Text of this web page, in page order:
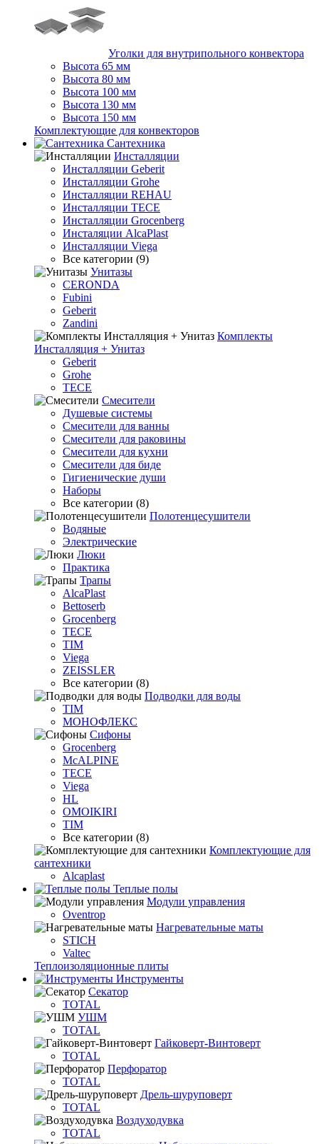
Уголки для внутрипольного конвектора
Высота 65 мм
Высота 80 мм
Высота 100 мм
Высота 130 мм
Высота 150 мм
Комплектующие для конвекторов
Сантехника
Инсталляции
Инсталляции Geberit
Инсталляции Grohe
Инсталляции REHAU
Инсталляции TECE
Инсталляции Grocenberg
Инсталяции AlcaPlast
Инсталляции Viega
Все категории (9)
Унитазы
CERONDA
Fubini
Geberit
Zandini
Комплекты
Инсталляция + Унитаз
Geberit
Grohe
TECE
Смесители
Душевые системы
Смесители для ванны
Смесители для раковины
Смесители для кухни
Смесители для биде
Гигиенические души
Наборы
Все категории (8)
Полотенцесушители
Водяные
Электрические
Люки
Практика
Трапы
AlcaPlast
Bettoserb
Grocenberg
TECE
TIM
Viega
ZEISSLER
Все категории (8)
Подводки для воды
TIM
МОНОФЛЕКС
Сифоны
Grocenberg
McALPINE
TECE
Viega
HL
OMOIKIRI
TIM
Все категории (8)
Комплектующие для
сантехники
Alcaplast
Теплые полы
Модули управления
Oventrop
Нагревательные маты
STICH
Valtec
Теплоизоляционные плиты
Инструменты
Секатор
TOTAL
УШМ
TOTAL
Гайковерт-Винтоверт
TOTAL
Перфоратор
TOTAL
Дрель-шуруповерт
TOTAL
Воздуходувка
TOTAL